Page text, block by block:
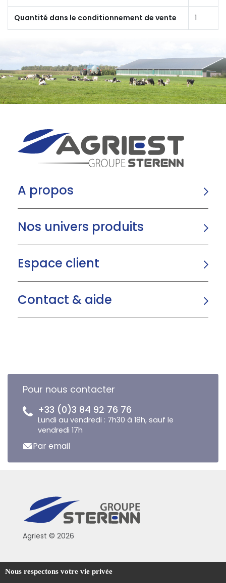
Quantité dans le conditionnement de vente 1
A propos
Nos univers produits
Espace client
Contact & aide
Pour nous contacter
+33 (0)3 84 92 76 76
Lundi au vendredi : 7h30 à 18h, sauf le
vendredi 17h
Par email
Agriest © 2026
Conditions générales de vente
Nous respectons votre vie privée